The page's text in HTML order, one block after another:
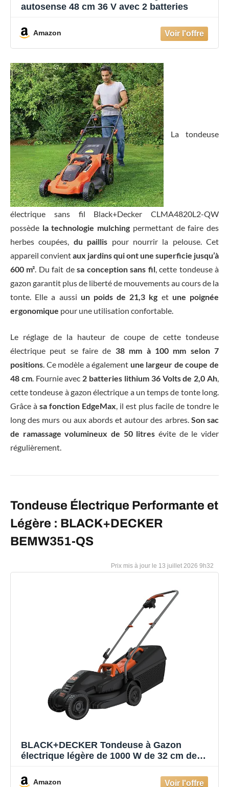
autosense 48 cm 36 V avec 2 batteries
Amazon
La tondeuse
électrique sans fil Black+Decker CLMA4820L2-QW
possède la technologie mulching permettant de faire des
herbes coupées, du paillis pour nourrir la pelouse. Cet
appareil convientaux jardins qui ont une superficie jusqu’à
600 m² . Du fait desa conception sans fil, cette tondeuse à
gazon garantit plus de liberté de mouvements au cours de la
tonte. Elle a aussi un poids de 21,3 kg et une poignée
ergonomique pour une utilisation confortable.
Le réglage de la hauteur de coupe de cette tondeuse
électrique peut se faire de 38 mm à 100 mm selon 7
positions. Ce modèle a également une largeur de coupe de
48 cm. Fournie avec 2 batteries lithium 36 Volts de 2,0 Ah,
cette tondeuse à gazon électrique a un temps de tonte long.
Grâce à sa fonction EdgeMax, il est plus facile de tondre le
long des murs ou aux abords et autour des arbres. Son sac
de ramassage volumineux de 50 litres évite de le vider
régulièrement.
Tondeuse Électrique Performante et
Légère : BLACK+DECKER
BEMW351-QS
13 juillet 2026 9h32
BLACK+DECKER Tondeuse à Gazon
électrique légère de 1000 W de 32 cm de
récupérateur d'herbe de 30 L, BEMW351-QS
Amazon